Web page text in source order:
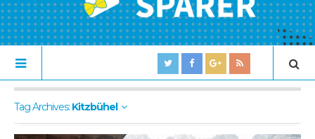
Tag Archives: Kitzbühel